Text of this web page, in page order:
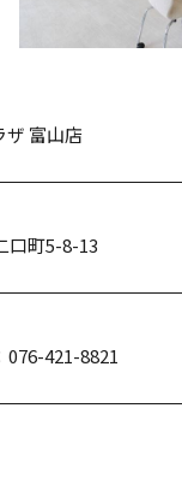
富山店
町5-8-13
076-421-8821